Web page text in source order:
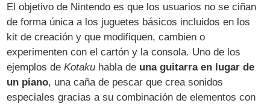
El objetivo de Nintendo es que los usuarios no se ciñan
de forma única a los juguetes básicos incluidos en los
kit de creación y que modifiquen, cambien o
experimenten con el cartón y la consola. Uno de los
ejemplos deKotaku habla de una guitarra en lugar de
un piano, una caña de pescar que crea sonidos
especiales gracias a su combinación de elementos con